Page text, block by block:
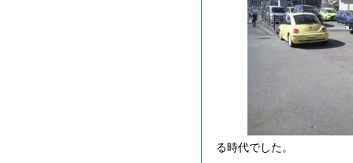
る時代でした。